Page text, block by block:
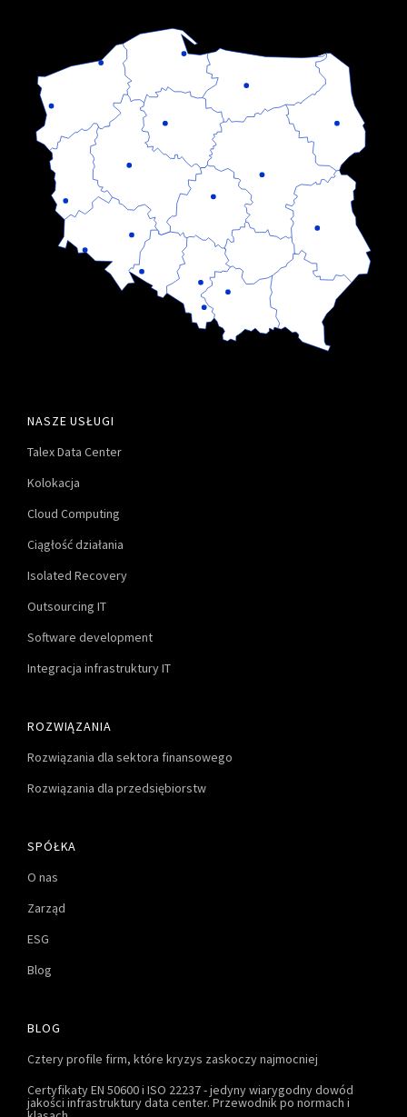
NASZE USŁUGI
Talex Data Center
Kolokacja
Cloud Computing
Ciągłość działania
Isolated Recovery
Outsourcing IT
Software development
Integracja infrastruktury IT
ROZWIĄZANIA
Rozwiązania dla sektora finansowego
Rozwiązania dla przedsiębiorstw
SPÓŁKA
O nas
Zarząd
ESG
Blog
BLOG
Cztery profile firm, które kryzys zaskoczy najmocniej
Certyfikaty EN 50600 i ISO 22237 - jedyny wiarygodny dowód
jakości infrastruktury data center. Przewodnik po normach i